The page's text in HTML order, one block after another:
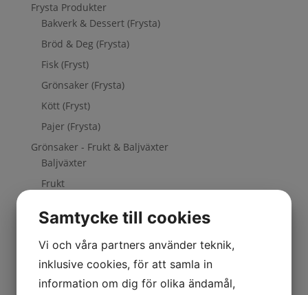
Frysta Produkter
Bakverk & Dessert (Frysta)
Bröd & Deg (Frysta)
Fisk (Fryst)
Grönsaker (Frysta)
Kött (Fryst)
Pajer (Frysta)
Grönsaker - Frukt & Baljväxter
Baljväxter
Frukt
Halva & Tahini
Halva
Tahini
Honung
Samtycke till cookies
Vi och våra partners använder teknik,
inklusive cookies, för att samla in
information om dig för olika ändamål,